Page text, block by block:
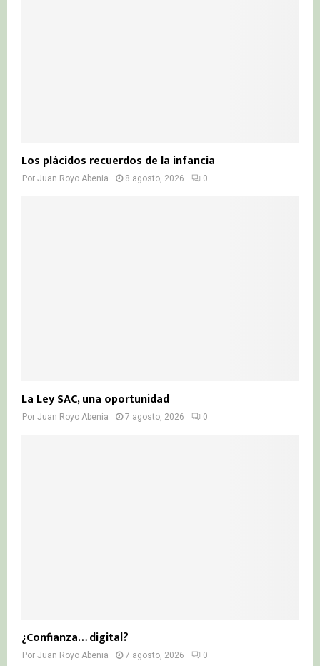
Los plácidos recuerdos de la infancia
Por Juan Royo Abenia 8 agosto, 2026 0
La Ley SAC, una oportunidad
Por Juan Royo Abenia 7 agosto, 2026 0
¿Confianza… digital?
Por Juan Royo Abenia 7 agosto, 2026 0